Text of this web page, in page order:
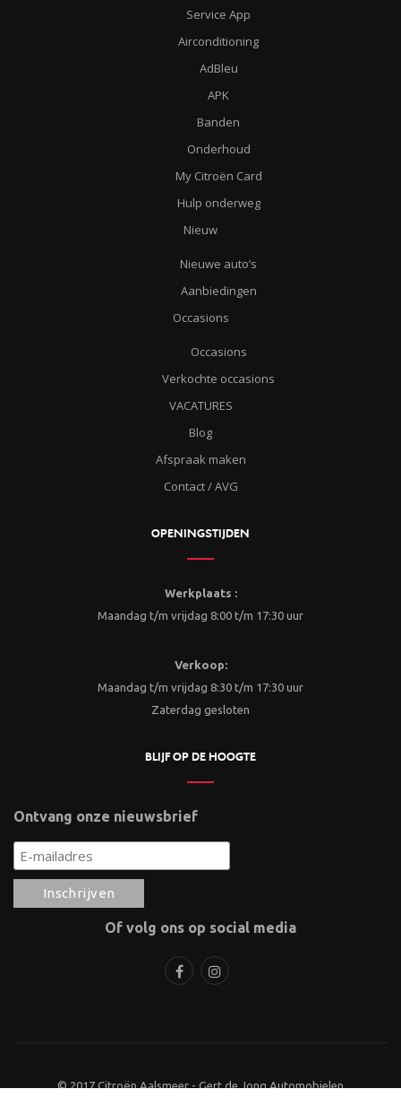
Service App
Airconditioning
AdBleu
APK
Banden
Onderhoud
My Citroën Card
Hulp onderweg
Nieuw
Nieuwe auto’s
Aanbiedingen
Occasions
Occasions
Verkochte occasions
VACATURES
Blog
Afspraak maken
Contact / AVG
OPENINGSTIJDEN
Werkplaats :
Maandag t/m vrijdag 8:00 t/m 17:30 uur
Verkoop:
Maandag t/m vrijdag 8:30 t/m 17:30 uur
Zaterdag gesloten
BLIJF OP DE HOOGTE
Ontvang onze nieuwsbrief
Of volg ons op social media
© 2017 Citroën Aalsmeer - Gert de Jong Automobielen